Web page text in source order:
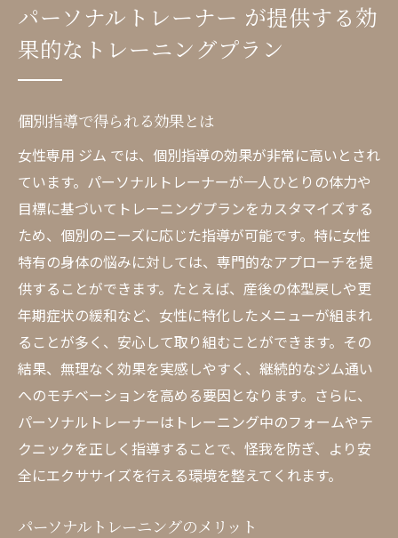
パーソナルトレーナー が提供する効
果的なトレーニングプラン
個別指導で得られる効果とは
女性専用 ジム では、個別指導の効果が非常に高いとされ
ています。パーソナルトレーナーが一人ひとりの体力や
目標に基づいてトレーニングプランをカスタマイズする
ため、個別のニーズに応じた指導が可能です。特に女性
特有の身体の悩みに対しては、専門的なアプローチを提
供することができます。たとえば、産後の体型戻しや更
年期症状の緩和など、女性に特化したメニューが組まれ
ることが多く、安心して取り組むことができます。その
結果、無理なく効果を実感しやすく、継続的なジム通い
へのモチベーションを高める要因となります。さらに、
パーソナルトレーナーはトレーニング中のフォームやテ
クニックを正しく指導することで、怪我を防ぎ、より安
全にエクササイズを行える環境を整えてくれます。
パーソナルトレーニングのメリット